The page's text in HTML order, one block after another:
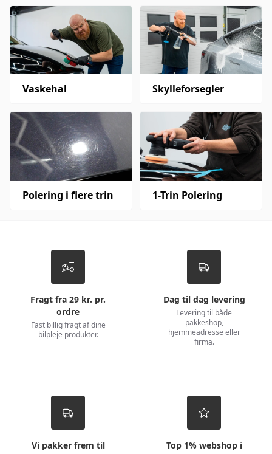
Vaskehal Skylleforsegler
Polering i flere trin 1-Trin Polering
Fragt fra 29 kr. pr.
ordre
Fast billig fragt af dine
bilpleje produkter.
Dag til dag levering
Levering til både
pakkeshop,
hjemmeadresse eller
firma.
Vi pakker frem til
Top 1% webshop i